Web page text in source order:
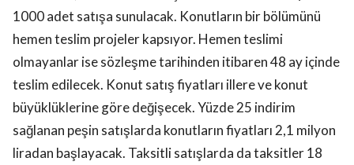
1000 adet satışa sunulacak. Konutların bir bölümünü
hemen teslim projeler kapsıyor. Hemen teslimi
olmayanlar ise sözleşme tarihinden itibaren 48 ay içinde
teslim edilecek. Konut satış fiyatları illere ve konut
büyüklüklerine göre değişecek. Yüzde 25 indirim
sağlanan peşin satışlarda konutların fiyatları 2,1 milyon
liradan başlayacak. Taksitli satışlarda da taksitler 18